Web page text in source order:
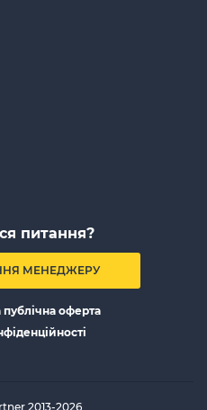
питання?
МЕНЕДЖЕРУ
оферта
2013-2026